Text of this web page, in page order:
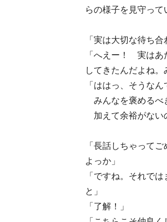
らの様子を見守って
「実は大切な待ち
「へえー！ 実はあ
してきたんだよね。
「ははっ、そうなん
みんなを褒めるべ
加えて余裕がない
「長話しちゃって
よっか」
「ですね。それで
と」
「了解！」